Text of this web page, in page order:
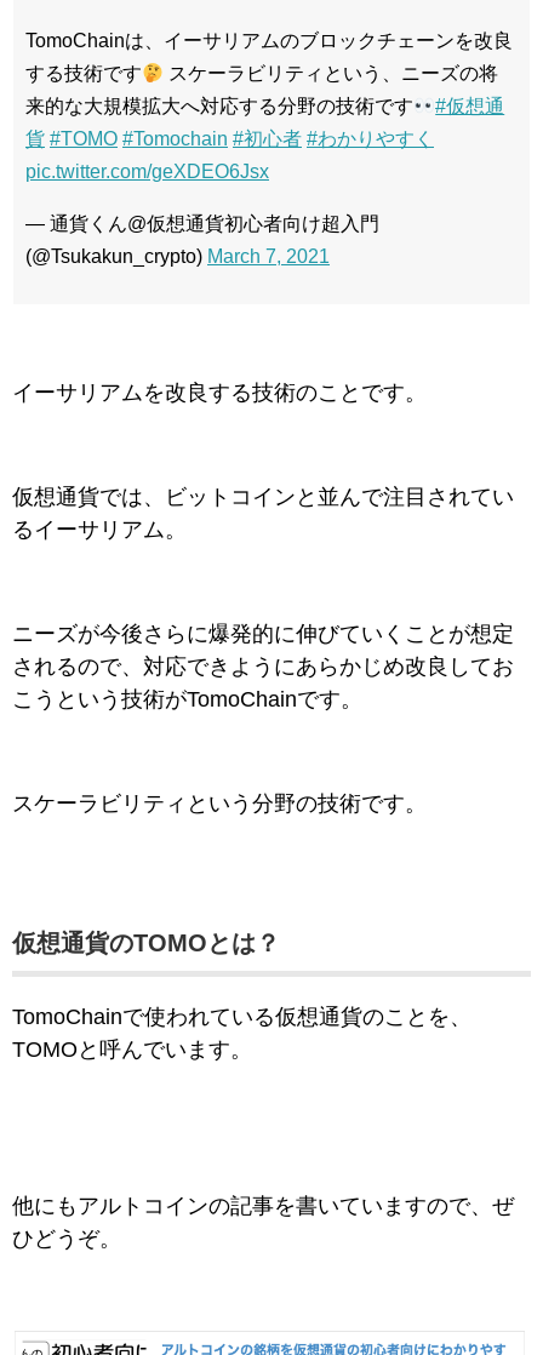
TomoChainは、イーサリアムのブロックチェーンを改良
する技術です
スケーラビリティという、ニーズの将
来的な大規模拡大へ対応する分野の技術です
#仮想通
貨 #TOMO #Tomochain #初心者 #わかりやすく
pic.twitter.com/geXDEO6Jsx
— 通貨くん@仮想通貨初心者向け超入門
(@Tsukakun_crypto) March 7, 2021
イーサリアムを改良する技術のことです。
仮想通貨では、ビットコインと並んで注目されてい
るイーサリアム。
ニーズが今後さらに爆発的に伸びていくことが想定
されるので、対応できようにあらかじめ改良してお
こうという技術がTomoChainです。
スケーラビリティという分野の技術です。
仮想通貨のTOMOとは？
TomoChainで使われている仮想通貨のことを、
TOMOと呼んでいます。
他にもアルトコインの記事を書いていますので、ぜ
ひどうぞ。